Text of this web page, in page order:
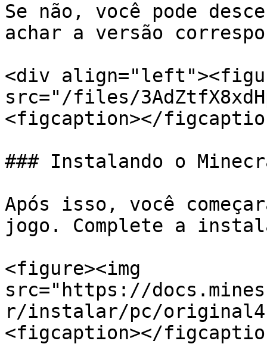
Se não, você pode
achar a versão
<div
src="/files/
<figcaption></
### Instalando o
Após isso, você
jogo. Complete a
<figure><img
src="https://
r/instalar/pc/
<figcaption></